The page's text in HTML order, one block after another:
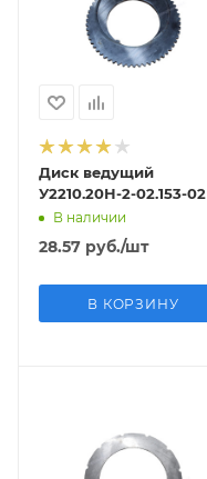
Диск ведущий
У2210.20Н-2-02.153-02
В наличии
28.57 руб./шт
В КОРЗИНУ